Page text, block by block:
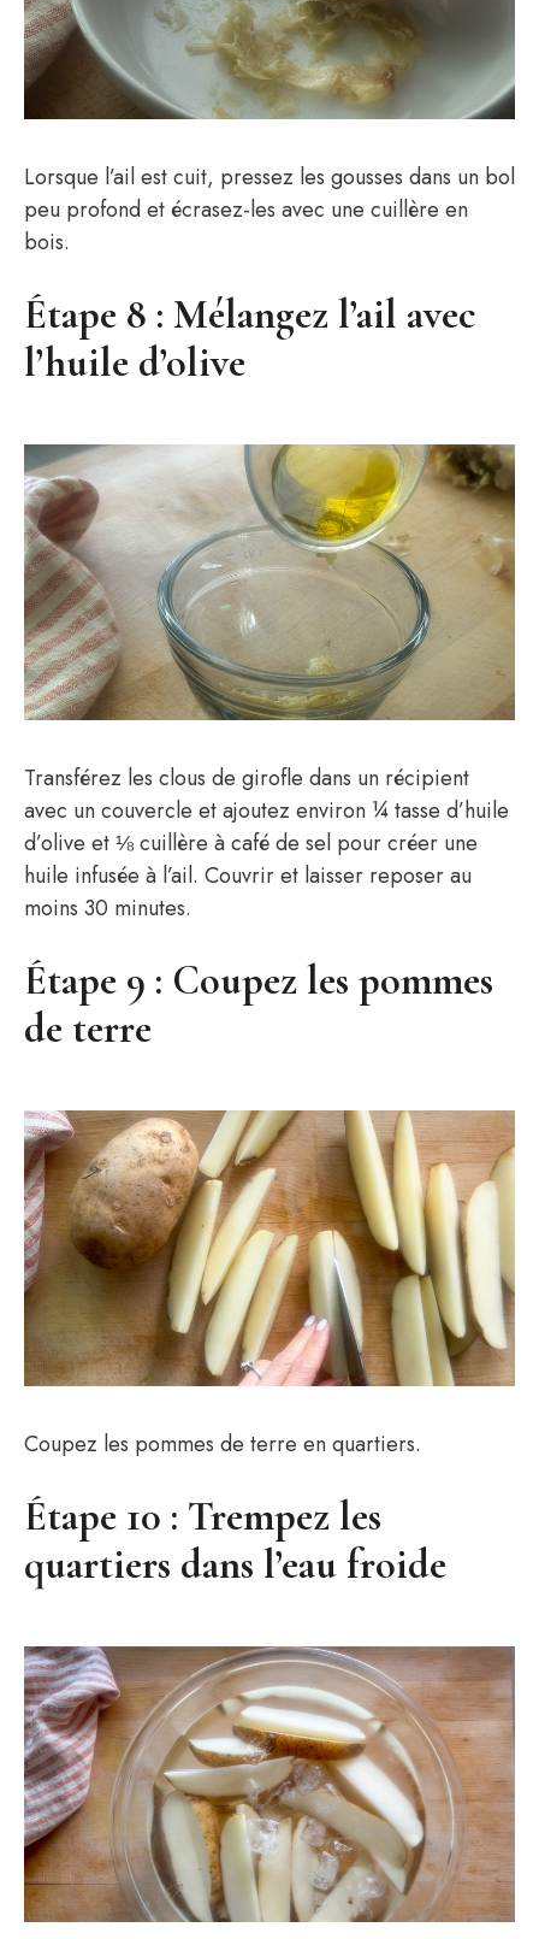
Lorsque l’ail est cuit, pressez les gousses dans un bol
peu profond et écrasez-les avec une cuillère en
bois.
Étape 8 : Mélangez l’ail avec
l’huile d’olive
Transférez les clous de girofle dans un récipient
avec un couvercle et ajoutez environ ¼ tasse d’huile
d’olive et ⅛ cuillère à café de sel pour créer une
huile infusée à l’ail. Couvrir et laisser reposer au
moins 30 minutes.
Étape 9 : Coupez les pommes
de terre
Coupez les pommes de terre en quartiers.
Étape 10 : Trempez les
quartiers dans l’eau froide